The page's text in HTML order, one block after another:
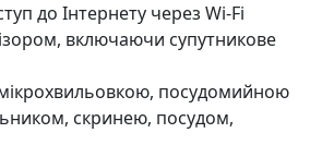
до Інтернету через Wi-Fi
включаючи супутникове
посудомийною
скринею, посудом,